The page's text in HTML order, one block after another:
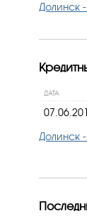
Долинск
ДАТА
Долинск